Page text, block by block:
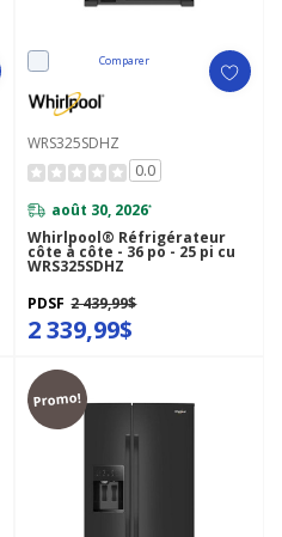
Comparer
WRS325SDHZ
0.0
août 30, 2026*
Whirlpool® Réfrigérateur
côte à côte - 36 po - 25 pi cu
WRS325SDHZ
PDSF 2 439,99$
2 339,99$
Promo!